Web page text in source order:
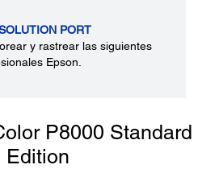
PORT
y rastrear las siguientes
Epson.
P8000 Standard
Edition